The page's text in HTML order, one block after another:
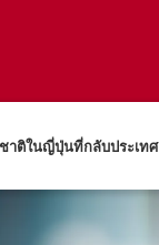
าติในญี่ปุ่นที่กลับประเทศ